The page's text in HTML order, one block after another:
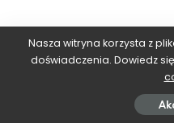
Nasza witryna korzysta z
doświadczenia. Dowiedz